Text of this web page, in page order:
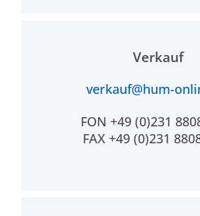
Verkauf
verkauf@hum-
FON +49 (0)231
FAX +49 (0)231